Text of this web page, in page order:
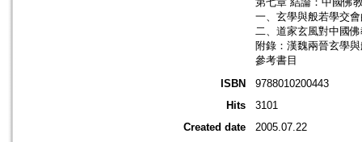
一、玄學與般若學交
二、道家玄風對中國
附錄：漢魏兩晉玄學
參考書目
ISBN
9788010200443
Hits
3101
Created date
2005.07.22